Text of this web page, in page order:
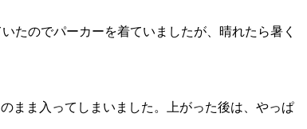
たのでパーカーを着ていましたが、晴れたら暑く
まま入ってしまいました。上がった後は、やっぱ